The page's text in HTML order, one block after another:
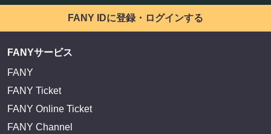
FANY IDに登録・ログインする
FANYサービス
FANY
FANY Ticket
FANY Online Ticket
FANY Channel